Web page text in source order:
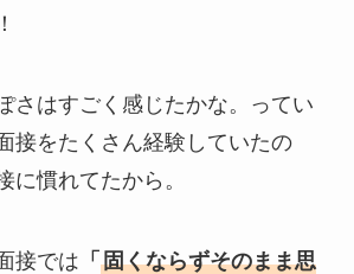
さはすごく感じたかな。ってい
接をたくさん経験していたの
に慣れてたから。
接では 「 固くならずそのまま思